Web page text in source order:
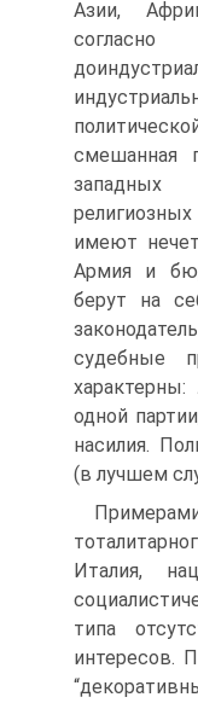
Азии,
смешанная
западных
имеют
Армия и
берут на
судебные
одной
насилия.
(в лучшем
Италия,
типа
интересов.